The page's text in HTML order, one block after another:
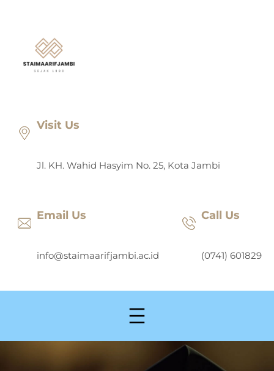
Visit Us
Jl. KH. Wahid Hasyim No. 25, Kota Jambi
Email Us
info@staimaarifjambi.ac.id
Call Us
(0741) 601829